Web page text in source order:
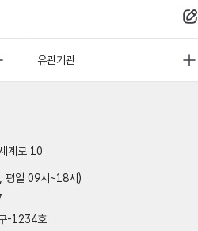
유관기관
계로 10
일 09시~18시)
-1234호